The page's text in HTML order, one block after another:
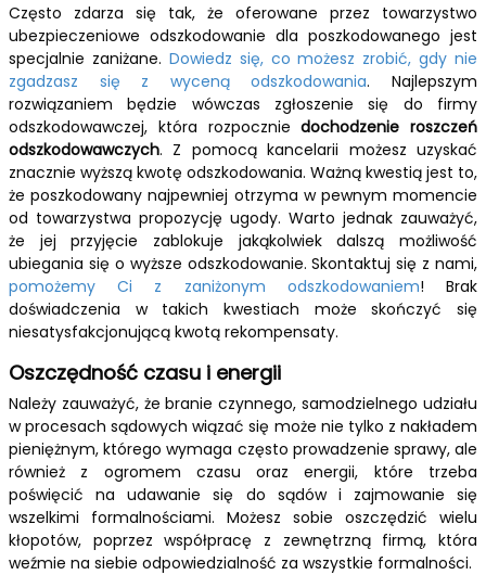
Często zdarza się tak, że oferowane przez towarzystwo
ubezpieczeniowe odszkodowanie dla poszkodowanego jest
specjalnie zaniżane. Dowiedz się, co możesz zrobić, gdy nie
zgadzasz się z wyceną odszkodowania. Najlepszym
rozwiązaniem będzie wówczas zgłoszenie się do firmy
odszkodowawczej, która rozpoczniedochodzenie roszczeń
odszkodowawczych. Z pomocą kancelarii możesz uzyskać
znacznie wyższą kwotę odszkodowania. Ważną kwestią jest to,
że poszkodowany najpewniej otrzyma w pewnym momencie
od towarzystwa propozycję ugody. Warto jednak zauważyć,
że jej przyjęcie zablokuje jakąkolwiek dalszą możliwość
ubiegania się o wyższe odszkodowanie. Skontaktuj się z nami,
pomożemy Ci z zaniżonym odszkodowaniem! Brak
doświadczenia w takich kwestiach może skończyć się
niesatysfakcjonującą kwotą rekompensaty.
Oszczędność czasu i energii
Należy zauważyć, że branie czynnego, samodzielnego udziału
w procesach sądowych wiązać się może nie tylko z nakładem
pieniężnym, którego wymaga często prowadzenie sprawy, ale
również z ogromem czasu oraz energii, które trzeba
poświęcić na udawanie się do sądów i zajmowanie się
wszelkimi formalnościami. Możesz sobie oszczędzić wielu
kłopotów, poprzez współpracę z zewnętrzną firmą, która
weźmie na siebie odpowiedzialność za wszystkie formalności.